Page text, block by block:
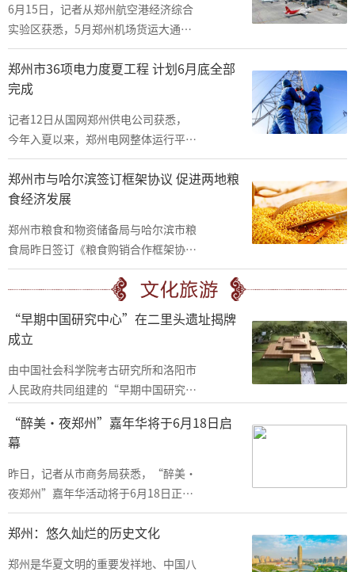
6月15日，记者从郑州航空港经济综合
实验区获悉，5月郑州机场货运大通道
实现逆势增长，增速达60 8%，连续两
个月货运增速排名全国第一。
郑州市36项电力度夏工程 计划6月底全部
完成
记者12日从国网郑州供电公司获悉，
今年入夏以来，郑州电网整体运行平
稳。预计度夏期间市区最大负荷700万
千瓦，较2019年增长10 6%。
郑州市与哈尔滨签订框架协议 促进两地粮
食经济发展
郑州市粮食和物资储备局与哈尔滨市粮
食局昨日签订《粮食购销合作框架协
议》，标志着双方将建立长期稳定粮食
购销合作关系，促进两地粮食经济发
“早期中国研究中心”在二里头遗址揭牌
成立
由中国社会科学院考古研究所和洛阳市
人民政府共同组建的“早期中国研究中
产日”主会场——二里头夏都遗址博物
馆揭牌成立。
“醉美·夜郑州”嘉年华将于6月18日启
幕
昨日，记者从市商务局获悉，“醉美·
夜郑州”嘉年华活动将于6月18日正式
启幕，并持续至27日，每日19时至23
时在郑东新区CBD如意湖区域举办。
郑州：悠久灿烂的历史文化
郑州是华夏文明的重要发祥地、中国八